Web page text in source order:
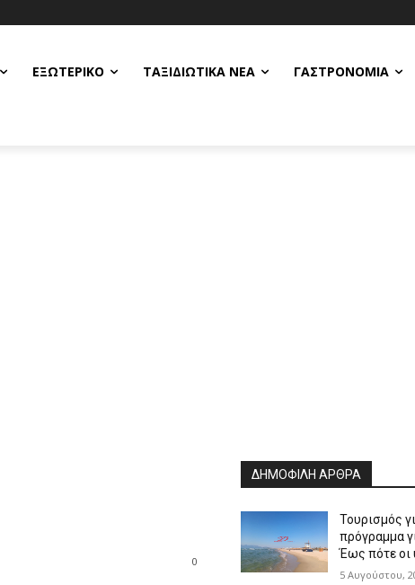
ΕΞΩΤΕΡΙΚΌ ΤΑΞΙΔΙΩΤΙΚΆ ΝΈΑ ΓΑΣΤΡΟΝΟΜΊΑ
0
ΔΗΜΟΦΙΛΗ ΑΡΘΡΑ
Τουρισμός
πρόγραμμα
Έως πότε οι
5 Αυγούστου,